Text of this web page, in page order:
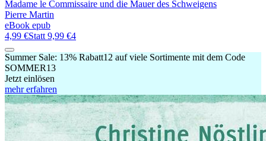
Madame le Commissaire und die Mauer des Schweigens
Pierre Martin
eBook epub
4,99 €Statt 9,99 €4
Summer Sale: 13% Rabatt12 auf viele Sortimente mit dem Code
SOMMER13
Jetzt einlösen
mehr erfahren